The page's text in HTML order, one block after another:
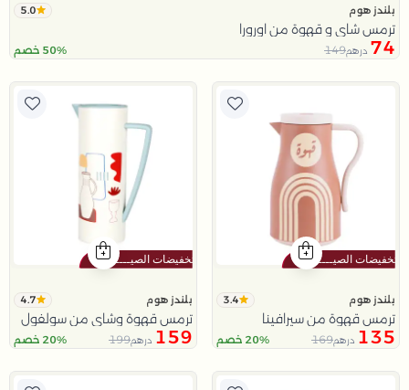
بلندز هوم 5.0
ترمس شاي و قهوة من اورورا
74 درهم149 50% خصم
بلندز هوم 3.4
ترمس قهوة من سيرافينا
135 درهم169 20% خصم
بلندز هوم 4.7
ترمس قهوة وشاي من سولفول
159 درهم199 20% خصم